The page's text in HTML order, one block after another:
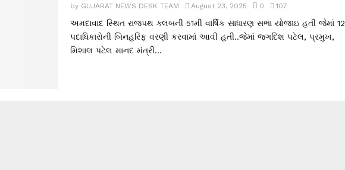
by GUJARAT NEWS DESK TEAM August 23, 2025 0 107
અમદાવાદ સ્થિત રાજપથ ક્લબની 51મી વાર્ષિક સાધારણ સભા યોજાઇ હતી જેમાં 12
પદાધિકારોની બિનહરિફ વરણી કરવામાં આવી હતી..જેમાં જગદિશ પટેલ, પ્રમુખ,
મિશાલ પટેલ માનદ મંત્રી...